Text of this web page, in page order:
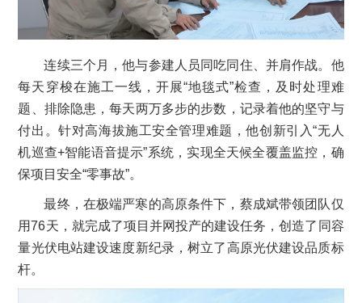
连续三个月，他与参建人员同吃同住、并肩作战。他
每天穿梭在施工一线，开展“地毯式”检查，及时处理难
题、排除隐患，每天两万多步的步数，记录着他的坚守与
付出。针对高海拔施工安全管理难题，他创新引入“无人
机巡查+智能语音提示”系统，实现全天候全覆盖监控，确
保项目安全“零事故”。
最终，在极端严寒的高原条件下，蔡成斌带领团队仅
用76天，就完成了项目并网投产的建设任务，创造了同容
量光伏电站建设速度新纪录，树立了高原光伏建设品质标
杆。